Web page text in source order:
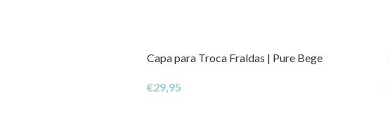
Capa para Troca Fraldas | Pure Bege
€29,95